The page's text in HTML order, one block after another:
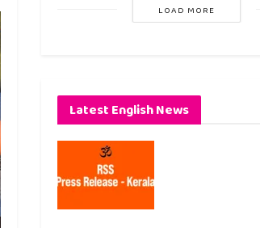
LOAD MORE
Latest English News